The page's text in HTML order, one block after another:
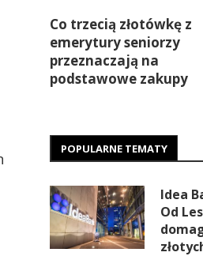
Co trzecią złotówkę z
emerytury seniorzy
przeznaczają na
podstawowe zakupy
POPULARNE TEMATY
Idea
Od